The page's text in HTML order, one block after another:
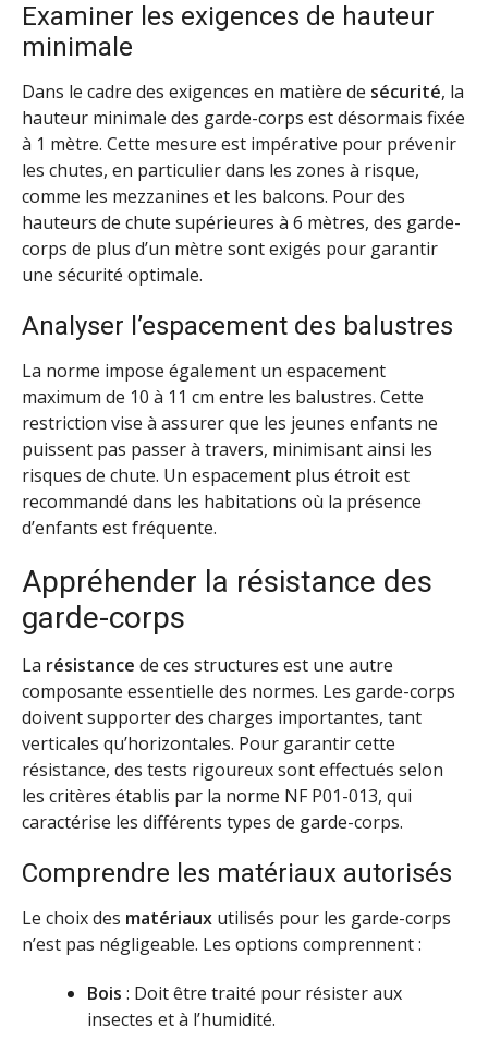
Examiner les exigences de hauteur
minimale
Dans le cadre des exigences en matière de sécurité, la
hauteur minimale des garde-corps est désormais fixée
à 1 mètre. Cette mesure est impérative pour prévenir
les chutes, en particulier dans les zones à risque,
comme les mezzanines et les balcons. Pour des
hauteurs de chute supérieures à 6 mètres, des garde-
corps de plus d’un mètre sont exigés pour garantir
une sécurité optimale.
Analyser l’espacement des balustres
La norme impose également un espacement
maximum de 10 à 11 cm entre les balustres. Cette
restriction vise à assurer que les jeunes enfants ne
puissent pas passer à travers, minimisant ainsi les
risques de chute. Un espacement plus étroit est
recommandé dans les habitations où la présence
d’enfants est fréquente.
Appréhender la résistance des
garde-corps
La résistance de ces structures est une autre
composante essentielle des normes. Les garde-corps
doivent supporter des charges importantes, tant
verticales qu’horizontales. Pour garantir cette
résistance, des tests rigoureux sont effectués selon
les critères établis par la norme NF P01-013, qui
caractérise les différents types de garde-corps.
Comprendre les matériaux autorisés
Le choix des matériaux utilisés pour les garde-corps
n’est pas négligeable. Les options comprennent :
Bois : Doit être traité pour résister aux
insectes et à l’humidité.